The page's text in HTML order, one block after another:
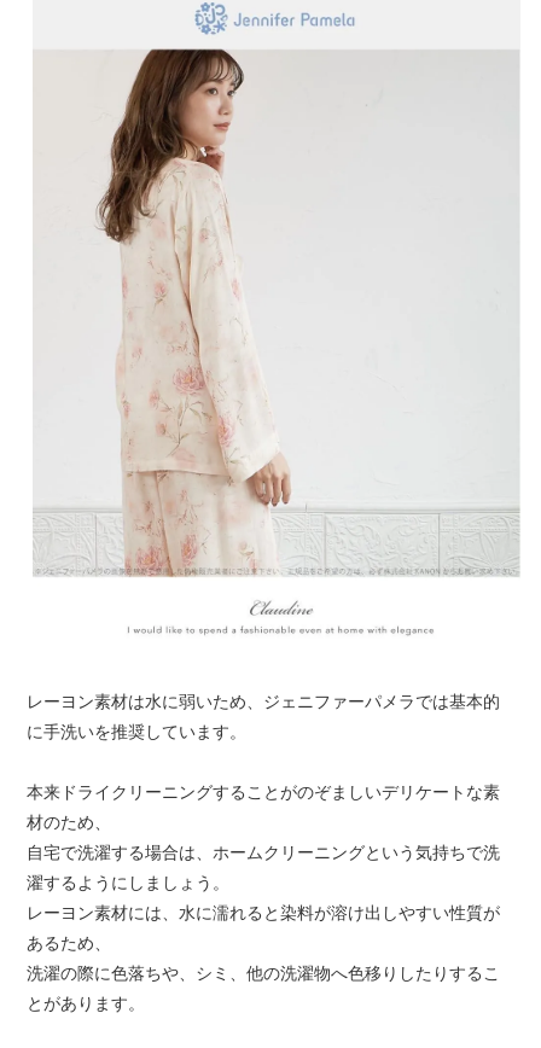
レーヨン素材は水に弱いため、ジェニファーパメラでは基本的
に手洗いを推奨しています。
本来ドライクリーニングすることがのぞましいデリケートな素
材のため、
自宅で洗濯する場合は、ホームクリーニングという気持ちで洗
濯するようにしましょう。
レーヨン素材には、水に濡れると染料が溶け出しやすい性質が
あるため、
洗濯の際に色落ちや、シミ、他の洗濯物へ色移りしたりするこ
とがあります。